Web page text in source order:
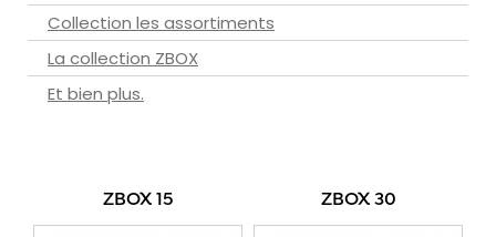
Collection les assortiments
La collection ZBOX
Et bien plus.
ZBOX 15 ZBOX 30